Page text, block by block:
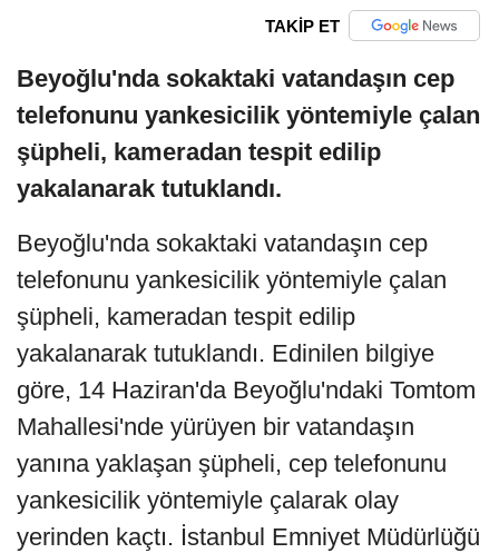
TAKİP ET
Beyoğlu'nda sokaktaki vatandaşın cep
telefonunu yankesicilik yöntemiyle çalan
şüpheli, kameradan tespit edilip
yakalanarak tutuklandı.
Beyoğlu'nda sokaktaki vatandaşın cep
telefonunu yankesicilik yöntemiyle çalan
şüpheli, kameradan tespit edilip
yakalanarak tutuklandı. Edinilen bilgiye
göre, 14 Haziran'da Beyoğlu'ndaki Tomtom
Mahallesi'nde yürüyen bir vatandaşın
yanına yaklaşan şüpheli, cep telefonunu
yankesicilik yöntemiyle çalarak olay
yerinden kaçtı. İstanbul Emniyet Müdürlüğü